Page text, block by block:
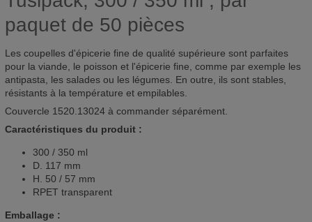
paquet de 50 pièces
Les coupelles d'épicerie fine de qualité supérieure sont parfaites
pour la viande, le poisson et l'épicerie fine, comme par exemple les
antipasta, les salades ou les légumes. En outre, ils sont stables,
résistants à la température et empilables.
Couvercle 1520.13024 à commander séparément.
Caractéristiques du produit :
300 / 350 ml
D. 117 mm
H. 50 / 57 mm
RPET transparent
Emballage :